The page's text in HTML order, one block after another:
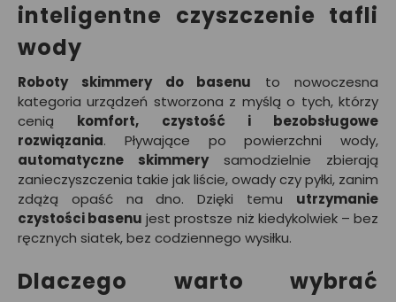
inteligentne czyszczenie tafli
wody
Roboty skimmery do basenu to nowoczesna
kategoria urządzeń stworzona z myślą o tych, którzy
cenią komfort, czystość i bezobsługowe
rozwiązania. Pływające po powierzchni wody,
automatyczne skimmerysamodzielnie zbierają
zanieczyszczenia takie jak liście, owady czy pyłki, zanim
zdążą opaść na dno. Dzięki temu utrzymanie
czystości basenu jest prostsze niż kiedykolwiek – bez
ręcznych siatek, bez codziennego wysiłku.
Dlaczego warto wybrać